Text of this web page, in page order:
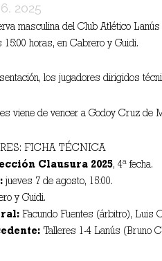
2025
masculina del Club Atlético
horas, en Cabrero y Guidi.
los jugadores dirigidos
viene de vencer a Godoy Cruz de
FICHA TÉCNICA
Clausura 2025, 4ª fecha.
jueves 7 de agosto, 15:00.
y Guidi.
Facundo Fuentes (árbitro), Luis
Talleres 1-4 Lanús (Bruno